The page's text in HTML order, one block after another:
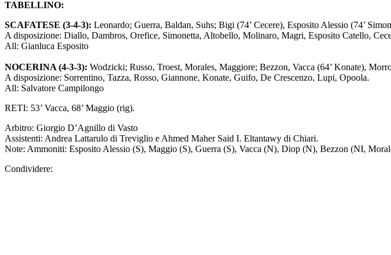
A disposizione: Diallo, Dambros, Orefice, Simonetta, Altobello, Molinaro, Magri, Esposito Catello,
All: Gianluca Esposito
A disposizione: Sorrentino, Tazza, Rosso, Giannone, Konate, Guifo, De Crescenzo, Lupi, Opoola.
All: Salvatore Campilongo
Assistenti: Andrea Lattarulo di Treviglio e Ahmed Maher Said I. Eltantawy di Chiari.
Note: Ammoniti: Esposito Alessio (S), Maggio (S), Guerra (S), Vacca (N), Diop (N), Bezzon (NI,